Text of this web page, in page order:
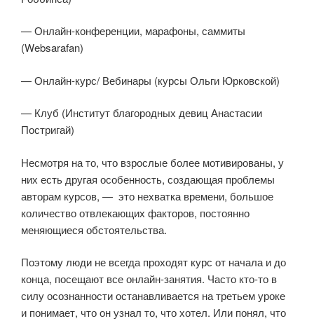
— Онлайн-конференции, марафоны, саммиты
(Websarafan)
— Онлайн-курс/ Вебинары (курсы Ольги Юрковской)
— Клуб (Институт благородных девиц Анастасии
Постригай)
Несмотря на то, что взрослые более мотивированы, у
них есть другая особенность, создающая проблемы
авторам курсов, — это нехватка времени, большое
количество отвлекающих факторов, постоянно
меняющиеся обстоятельства.
Поэтому люди не всегда проходят курс от начала и до
конца, посещают все онлайн-занятия. Часто кто-то в
силу осознанности останавливается на третьем уроке
и понимает, что он узнал то, что хотел. Или понял, что